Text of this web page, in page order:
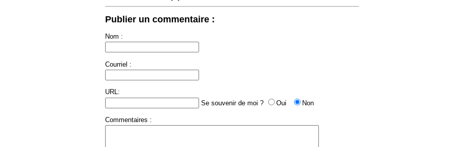
Publier un commentaire :
Nom :
Courriel :
URL:
Se souvenir de moi ?
Oui Non
Commentaires :